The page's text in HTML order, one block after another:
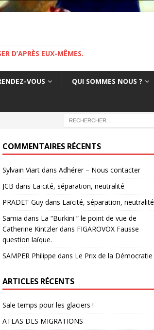
D’APRÈS EUX-MÊMES.
VOUS QUI SOMMES NOUS ?
COMMENTAIRES RÉCENTS
Sylvain Viartdans Adhérer – Nous contacter
JCB dans Laïcité, séparation, neutralité
PRADET Guydans Laïcité, séparation, neutralité
Samia dans La “Burkini ” le point de vue de
Catherine Kintzler dans FIGAROVOX Fausse
question laïque.
SAMPER Philippe dans Le Prix de la Démocratie
ARTICLES RÉCENTS
Sale temps pour les glaciers !
ATLAS DES MIGRATIONS